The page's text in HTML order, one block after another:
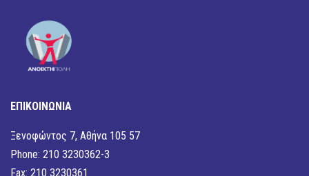
ΕΠΙΚΟΙΝΩΝΙΑ
Ξενοφώντος 7, Αθήνα 105 57
Phone: 210 3230362-3
Fax: 210 3230361